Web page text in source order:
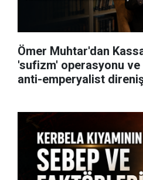
Ömer Muhtar'dan
'sufizm' operasyonu ve
anti-emperyalist